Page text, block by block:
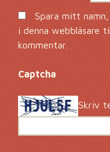
Spara mitt
i denna webbläsare
kommentar.
Captcha *
Skriv